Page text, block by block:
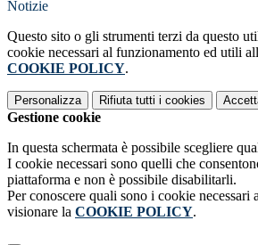
Notizie
Questo sito o gli strumenti terzi da questo
cookie necessari al funzionamento ed utili
COOKIE POLICY.
Personalizza Rifiuta tutti i cookies
Gestione cookie
In questa schermata è possibile scegliere
I cookie necessari sono quelli che
piattaforma e non è possibile disabilitarli.
Per conoscere quali sono i cookie necessari
visionare la COOKIE POLICY.